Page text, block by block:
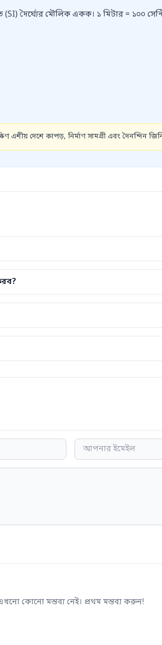
দৈর্ঘ্যের মৌলিক একক। ১ মিটার = ১০০
এশীয় দেশে কাপড়, নির্মাণ সামগ্রী এবং দৈনন্দিন
কোনো মন্তব্য নেই। প্রথম মন্তব্য করুন!